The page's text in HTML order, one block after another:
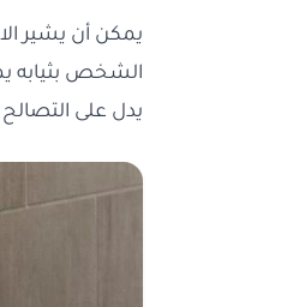
يمكن أن يشير
الشخص بثيابه
يدل على